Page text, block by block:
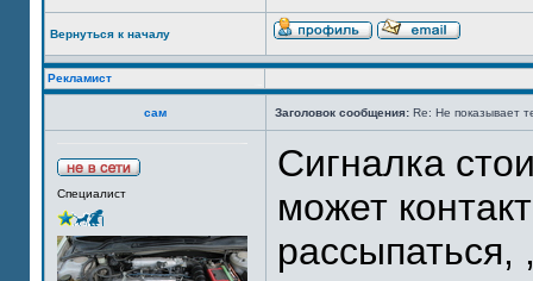
Вернуться к началу
Рекламист
сам Заголовок сообщения: Re: Не показывает
Специалист
Сигналка
может